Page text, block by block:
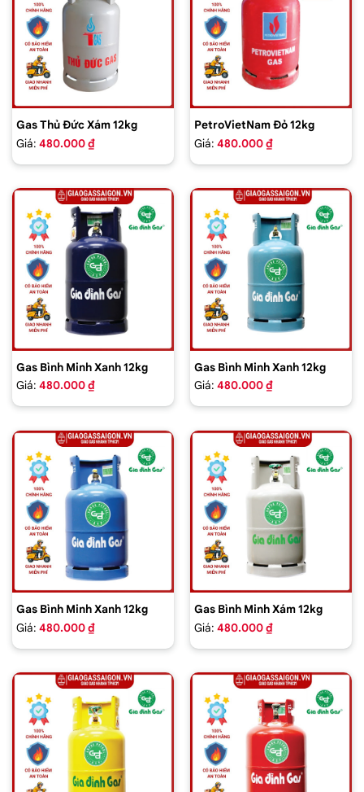
Gas Thủ Đức Xám 12kg
Giá: 480.000 ₫
PetroVietNam Đỏ 12kg
Giá: 480.000 ₫
Gas Bình Minh Xanh 12kg
Giá: 480.000 ₫
Gas Bình Minh Xanh 12kg
Giá: 480.000 ₫
Gas Bình Minh Xanh 12kg
Giá: 480.000 ₫
Gas Bình Minh Xám 12kg
Giá: 480.000 ₫